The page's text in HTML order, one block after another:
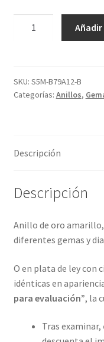
y
con
ref-
cantidad
SKU: S5M-B79A12-B
Categorías: Anillos,
Descripción
Descripción
Anillo de oro
diferentes gemas y
O en plata de ley con
idénticas en
para evaluación”, la
Tras examinar,